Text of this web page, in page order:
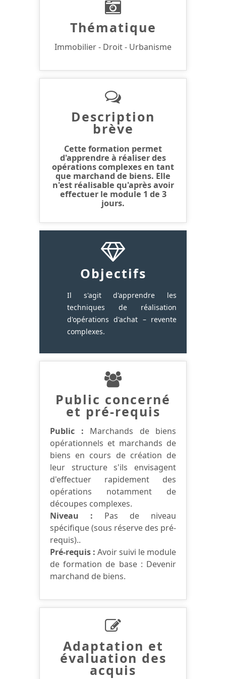
Thématique
Immobilier - Droit - Urbanisme
Description
brève
Cette formation permet
d'apprendre à réaliser des
opérations complexes en tant
que marchand de biens. Elle
n'est réalisable qu'après avoir
effectuer le module 1 de 3
jours.
Objectifs
Il s'agit d'apprendre les
techniques de réalisation
d'opérations d'achat – revente
complexes.
Public concerné
et pré-requis
Public : Marchands de biens
opérationnels et marchands de
biens en cours de création de
leur structure s'ils envisagent
d'effectuer rapidement des
opérations notamment de
découpes complexes.
Niveau : Pas de niveau
spécifique (sous réserve des pré-
requis)..
Pré-requis : Avoir suivi le module
de formation de base : Devenir
marchand de biens.
Adaptation et
évaluation des
acquis